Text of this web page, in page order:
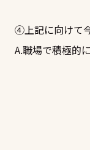
④上記に向けて
A.職場で積極的